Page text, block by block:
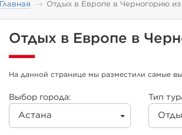
Главная Отдых в Европе в Черногорию
Отдых в Европе в
На данной странице мы разместили самые
Выбор города:
Астана
Тип